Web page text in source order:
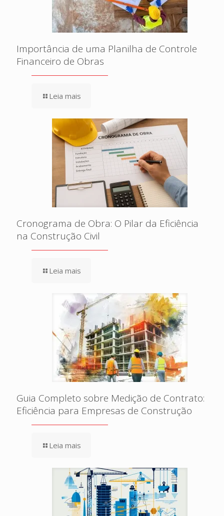
Importância de uma Planilha de Controle
Financeiro de Obras
Leia mais
Cronograma de Obra: O Pilar da Eficiência
na Construção Civil
Leia mais
Guia Completo sobre Medição de Contrato:
Eficiência para Empresas de Construção
Leia mais